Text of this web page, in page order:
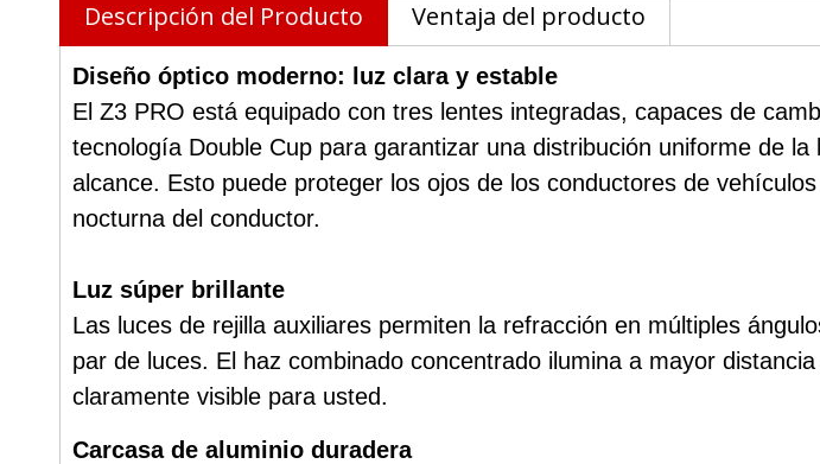
Descripción del Producto Ventaja del producto
Diseño óptico moderno: luz clara y estable
El Z3 PRO está equipado con tres lentes integradas, capaces de
tecnología Double Cup para garantizar una distribución uniforme de
alcance. Esto puede proteger los ojos de los conductores de
nocturna del conductor.
Luz súper brillante
Las luces de rejilla auxiliares permiten la refracción en múltiples
par de luces. El haz combinado concentrado ilumina a mayor
claramente visible para usted.
Carcasa de aluminio duradera